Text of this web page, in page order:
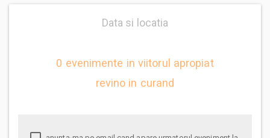
Data si locatia
0 evenimente in viitorul apropiat
revino in curand